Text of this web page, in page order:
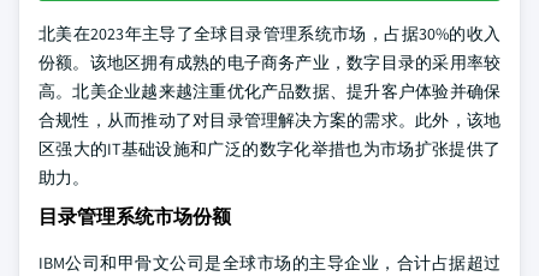
北美在2023年主导了全球目录管理系统市场，占据30%的收入
份额。该地区拥有成熟的电子商务产业，数字目录的采用率较
高。北美企业越来越注重优化产品数据、提升客户体验并确保
合规性，从而推动了对目录管理解决方案的需求。此外，该地
区强大的IT基础设施和广泛的数字化举措也为市场扩张提供了
助力。
目录管理系统市场份额
IBM公司和甲骨文公司是全球市场的主导企业，合计占据超过